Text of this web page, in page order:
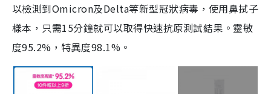
以檢測到Omicron及Delta等新型冠狀病毒，使用鼻拭子
樣本，只需15分鐘就可以取得快速抗原測試結果。靈敏
度95.2%，特異度98.1%。